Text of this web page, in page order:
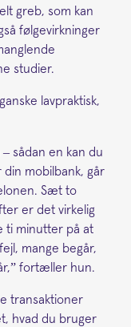
greb, som kan
følgevirkninger
studier.
lavpraktisk,
sådan en kan du
mobilbank, går
Sæt to
er det virkelig
ti minutter på at
mange begår,
fortæller hun.
transaktioner
hvad du bruger